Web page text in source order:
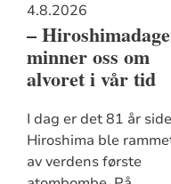
4.8.2026
–
minner oss om
alvoret i vår tid
I dag er det 81 år
Hiroshima ble
av verdens første